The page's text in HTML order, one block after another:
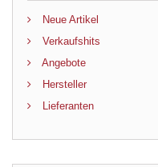
Neue Artikel
Verkaufshits
Angebote
Hersteller
Lieferanten